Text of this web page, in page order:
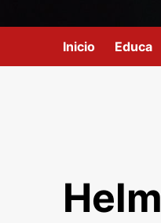
Inicio Educa
Helm